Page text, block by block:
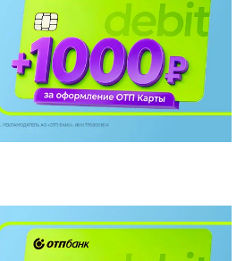
– не заслуга высокой